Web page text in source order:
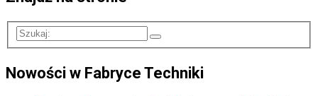
Nowości w Fabryce Techniki